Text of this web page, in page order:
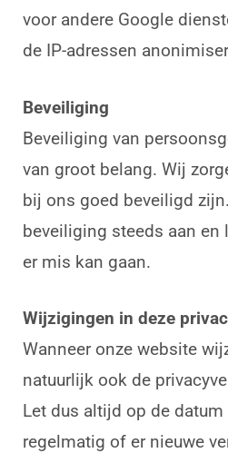
voor andere Google
de IP-adressen
Beveiliging
Beveiliging van
van groot belang. Wij
bij ons goed beveiligd
beveiliging steeds aan en
er mis kan gaan.
Wijzigingen in deze
Wanneer onze website
natuurlijk ook de
Let dus altijd op de
regelmatig of er nieuwe